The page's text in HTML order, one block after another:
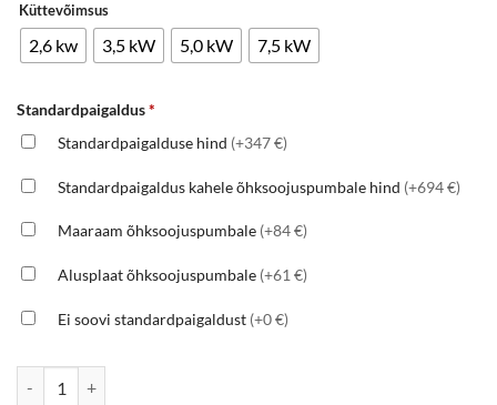
Küttevõimsus
2,6 kw 3,5 kW 5,0 kW 7,5 kW
Standardpaigaldus*
Standardpaigalduse hind (+347 €)
Standardpaigaldus kahele õhksoojuspumbale hind (+694 €)
Maaraam õhksoojuspumbale (+84 €)
Alusplaat õhksoojuspumbale (+61 €)
Ei soovi standardpaigaldust (+0 €)